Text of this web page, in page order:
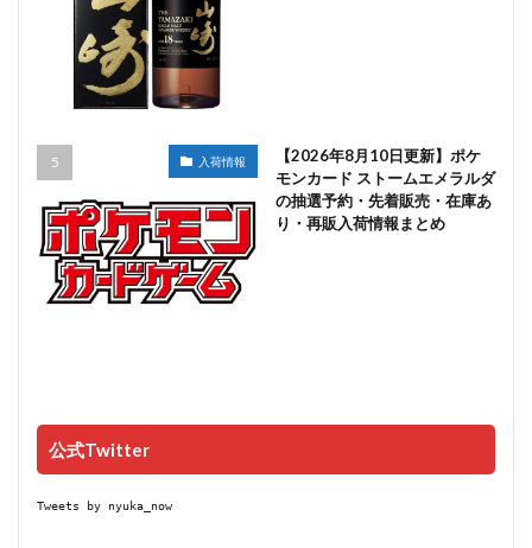
入荷情報
【2026年8月10日更新】ポケ
モンカード ストームエメラルダ
の抽選予約・先着販売・在庫あ
り・再販入荷情報まとめ
公式Twitter
Tweets by nyuka_now